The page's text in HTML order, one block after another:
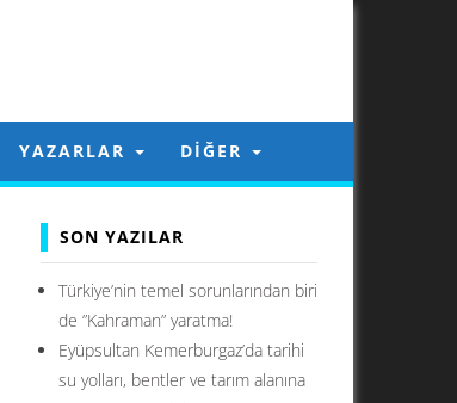
YAZARLAR DIĞER
SON YAZILAR
Türkiye’nin temel sorunlarından biri
de ”Kahraman” yaratma!
Eyüpsultan Kemerburgaz’da tarihi
su yolları, bentler ve tarım alanına